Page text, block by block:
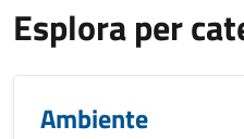
Esplora per
Ambiente